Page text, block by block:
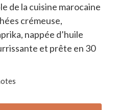
de la cuisine marocaine
crémeuse,
nappée d’huile
et prête en 30